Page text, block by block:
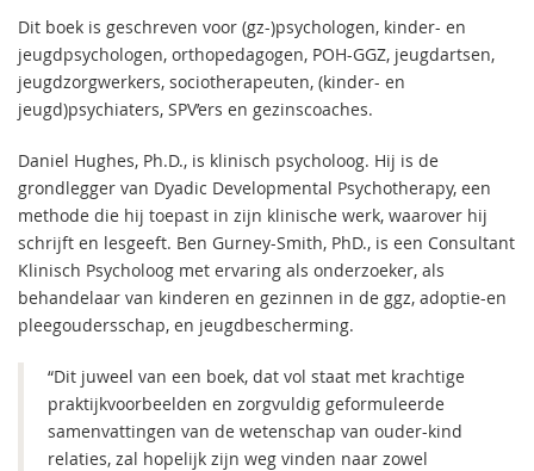
Dit boek is geschreven voor (gz-)psychologen, kinder- en
jeugdpsychologen, orthopedagogen, POH-GGZ, jeugdartsen,
jeugdzorgwerkers, sociotherapeuten, (kinder- en
jeugd)psychiaters, SPV’ers en gezinscoaches.
Daniel Hughes, Ph.D., is klinisch psycholoog. Hij is de
grondlegger van Dyadic Developmental Psychotherapy, een
methode die hij toepast in zijn klinische werk, waarover hij
schrijft en lesgeeft. Ben Gurney-Smith, PhD., is een Consultant
Klinisch Psycholoog met ervaring als onderzoeker, als
behandelaar van kinderen en gezinnen in de ggz, adoptie-en
pleegoudersschap, en jeugdbescherming.
“Dit juweel van een boek, dat vol staat met krachtige
praktijkvoorbeelden en zorgvuldig geformuleerde
samenvattingen van de wetenschap van ouder-kind
relaties, zal hopelijk zijn weg vinden naar zowel